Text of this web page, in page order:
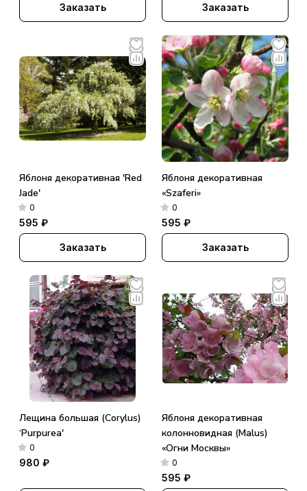
Заказать Заказать
Яблоня декоративная 'Red
Jade'
0
595 ₽
Заказать
Яблоня декоративная
«Szaferi»
0
595 ₽
Заказать
Лещина большая (Corylus)
‘Purpurea'
0
980 ₽
Яблоня декоративная
колонновидная (Malus)
«Огни Москвы»
0
595 ₽